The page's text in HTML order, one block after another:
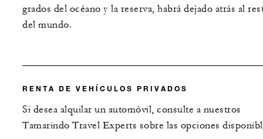
grados del océano y la reserva, habrá dejado atrás al
del mundo.
RENTA DE VEHÍCULOS PRIVADOS
Si desea alquilar un automóvil, consulte a nuestros
Tamarindo Travel Experts sobre las opciones